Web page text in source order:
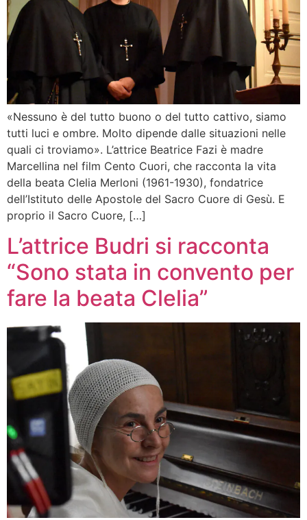
«Nessuno è del tutto buono o del tutto cattivo, siamo
tutti luci e ombre. Molto dipende dalle situazioni nelle
quali ci troviamo». L’attrice Beatrice Fazi è madre
Marcellina nel film Cento Cuori, che racconta la vita
della beata Clelia Merloni (1961-1930), fondatrice
dell’Istituto delle Apostole del Sacro Cuore di Gesù. E
proprio il Sacro Cuore, […]
L’attrice Budri si racconta
“Sono stata in convento per
fare la beata Clelia”